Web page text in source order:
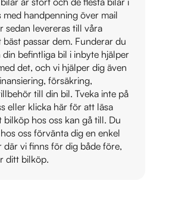
med handpenning över mail
sedan levereras till våra
passar dem. Funderar du
din befintliga bil i inbyte hjälper
det, och vi hjälper dig även
försäkring,
till din bil. Tveka inte på
eller klicka här för att läsa
bilköp hos oss kan gå till. Du
oss förvänta dig en enkel
vi finns för dig både före,
ditt bilköp.